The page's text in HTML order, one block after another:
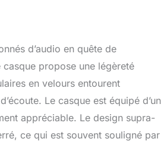
d’audio en quête de
propose une légèreté
en velours entourent
Le casque est équipé d’un
appréciable. Le design supra-
ce qui est souvent souligné par